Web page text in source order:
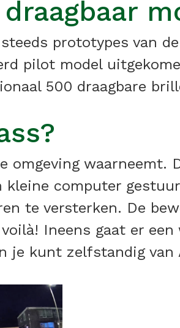
prototypes van
pilot model
500 draagbare
omgeving waarneemt.
computer
te versterken. De
Ineens gaat er
je kunt zelfstandig van